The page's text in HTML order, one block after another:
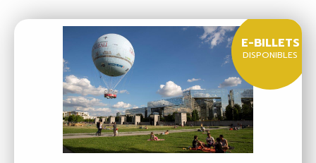
E-BILLETS
DISPONIBLES